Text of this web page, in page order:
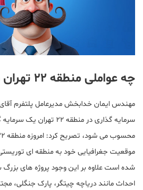
چه عواملی منطقه ۲۲ تهران را محبوب کرد؟
مهندس ایمان خدابخش مدیرعامل پلتفرم آقای
سرمایه گذاری در منطقه ۲۲
موقعیت جغرافیایی خود به منطقه ای
شده است علاوه بر این وجود پروژه های
احداث مانند دریاچه چیتگر، پارک جنگلی،